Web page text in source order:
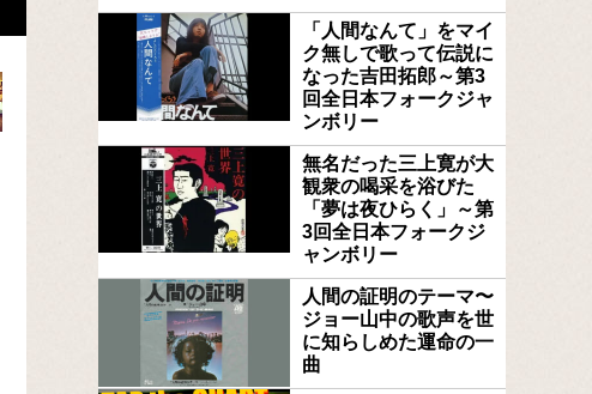
「人間なんて」をマイ
ク無しで歌って伝説に
なった吉田拓郎～第3
回全日本フォークジャ
ンボリー
無名だった三上寛が大
観衆の喝采を浴びた
「夢は夜ひらく」～第
3回全日本フォークジ
ャンボリー
人間の証明のテーマ〜
ジョー山中の歌声を世
に知らしめた運命の一
曲